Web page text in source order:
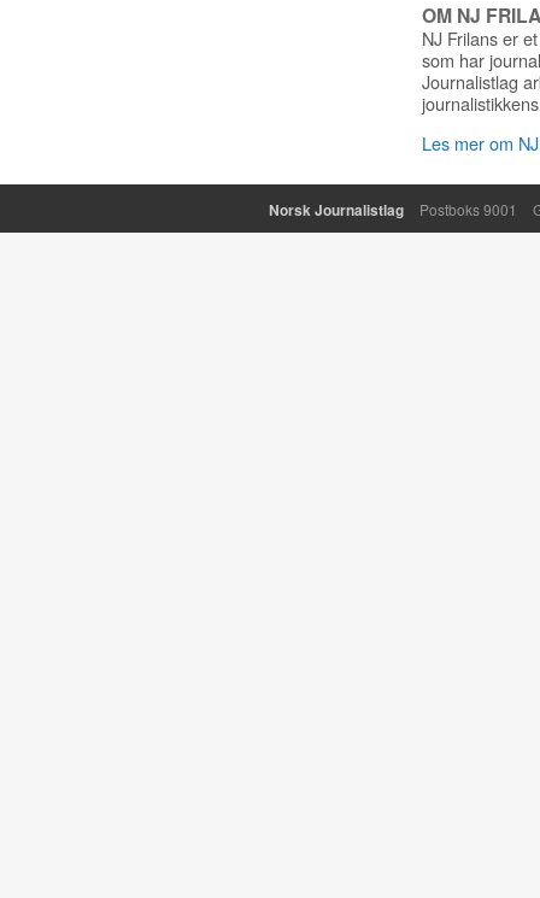
OM NJ
NJ Frilans er
som har
Journalistlag
Les mer om
Norsk Journalistlag Postboks 9001